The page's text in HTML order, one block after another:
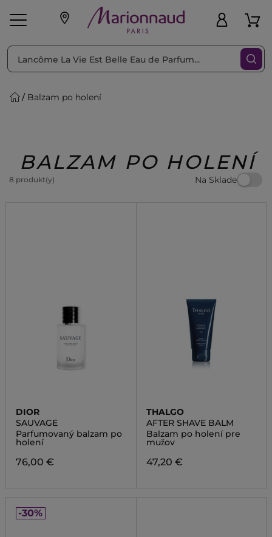
pleť Líčenie
Beauty
Balzam po holení
BALZAM PO HOLENÍ
8 produkt(y) Na Sklade
Triediť podľa Filtrovať
DIOR
SAUVAGE
Parfumovaný balzam po
holení
76,00 €
THALGO
AFTER SHAVE BALM
Balzam po holení pre
mužov
47,20 €
-30%